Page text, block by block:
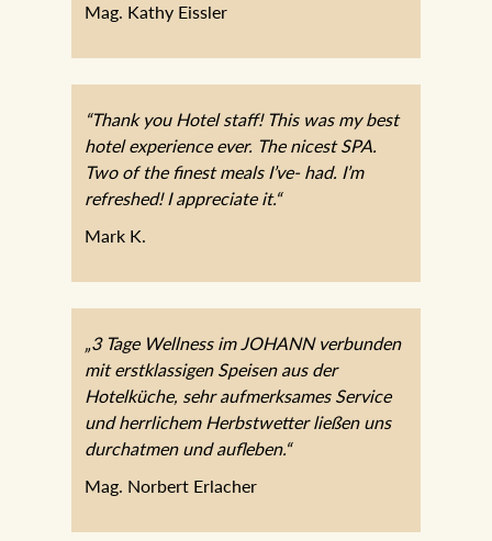
Mag. Kathy Eissler
“Thank you Hotel staff! This was my best
hotel experience ever. The nicest SPA.
Two of the finest meals I’ve- had. I’m
refreshed! I appreciate it.“
Mark K.
„3 Tage Wellness im JOHANN verbunden
mit erstklassigen Speisen aus der
Hotelküche, sehr aufmerksames Service
und herrlichem Herbstwetter ließen uns
durchatmen und aufleben.“
Mag. Norbert Erlacher